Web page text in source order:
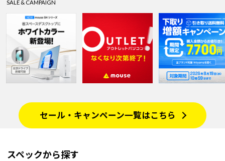
SALE & CAMPAIGN
セール・キャンペーン一覧はこちら
スペックから探す